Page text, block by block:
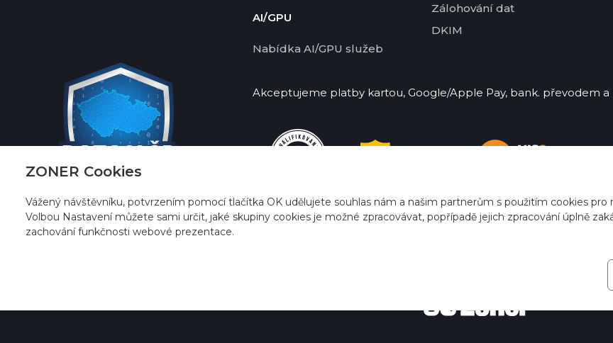
AI/GPU
Nabídka AI/GPU služeb
Zálohování dat
DKIM
Akceptujeme platby kartou, Google/Apple Pay, bank. převodem a
ZONER Cookies
Vážený návštěvníku, potvrzením pomocí tlačítka OK udělujete souhlas nám a našim partnerům s použitím cookies
Volbou Nastavení můžete sami určit, jaké skupiny cookies je možné zpracovávat, popřípadě jejich zpracování úplně
zachování funkčnosti webové prezentace.